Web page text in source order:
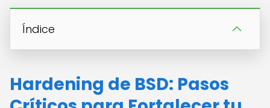
Índice
Hardening de BSD: Pasos